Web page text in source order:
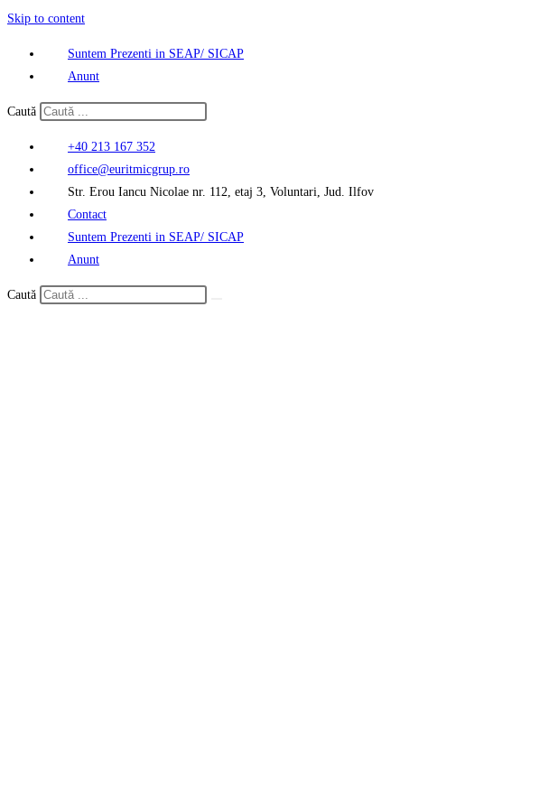
Skip to content
Suntem Prezenti in SEAP/ SICAP
Anunt
Caută
+40 213 167 352
office@euritmicgrup.ro
Str. Erou Iancu Nicolae nr. 112, etaj 3, Voluntari, Jud. Ilfov
Contact
Suntem Prezenti in SEAP/ SICAP
Anunt
Caută